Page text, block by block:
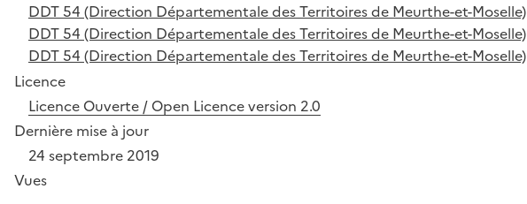
DDT 54 (Direction Départementale des Territoires de Meurthe-et-Moselle)
DDT 54 (Direction Départementale des Territoires de Meurthe-et-Moselle)
DDT 54 (Direction Départementale des Territoires de Meurthe-et-Moselle)
Licence
Licence Ouverte / Open Licence version 2.0
Dernière mise à jour
24 septembre 2019
Vues